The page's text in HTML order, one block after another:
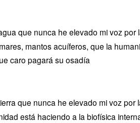
que nunca he elevado mi voz por
mantos acuíferos, que la
caro pagará su osadía
que nunca he elevado mi voz por
está haciendo a la biofísica